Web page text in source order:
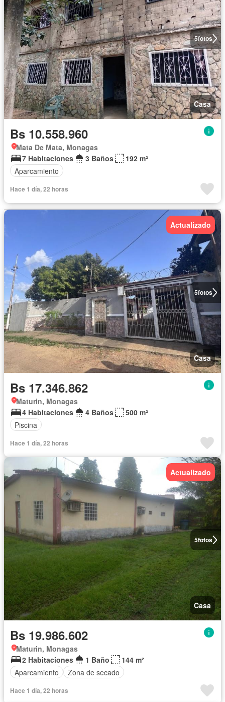
5fotos
Casa
Bs 10.558.960
Mata De Mata, Monagas
7 Habitaciones
3 Baños
192 m²
Aparcamiento
Hace 1 día, 22 horas
5fotos
Actualizado
Casa
Bs 17.346.862
Maturin, Monagas
4 Habitaciones
4 Baños
500 m²
Piscina
Hace 1 día, 22 horas
5fotos
Actualizado
Casa
Bs 19.986.602
Maturin, Monagas
2 Habitaciones
1 Baño
144 m²
Aparcamiento
Zona de secado
Hace 1 día, 22 horas